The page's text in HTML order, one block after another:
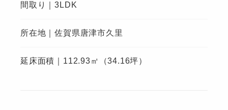
間取り｜3LDK
所在地｜佐賀県唐津市久里
延床面積｜112.93㎡（34.16坪）